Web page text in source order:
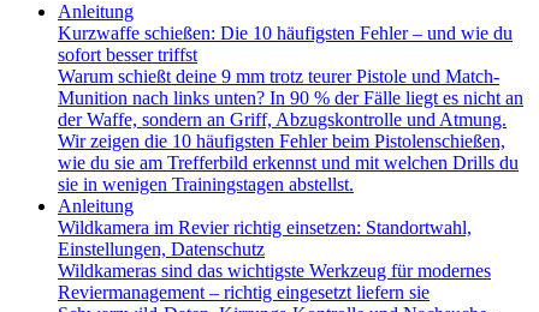
Anleitung
Kurzwaffe schießen: Die 10 häufigsten Fehler – und wie du
sofort besser triffst
Warum schießt deine 9 mm trotz teurer Pistole und Match-
Munition nach links unten? In 90 % der Fälle liegt es nicht an
der Waffe, sondern an Griff, Abzugskontrolle und Atmung.
Wir zeigen die 10 häufigsten Fehler beim Pistolenschießen,
wie du sie am Trefferbild erkennst und mit welchen Drills du
sie in wenigen Trainingstagen abstellst.
Anleitung
Wildkamera im Revier richtig einsetzen: Standortwahl,
Einstellungen, Datenschutz
Wildkameras sind das wichtigste Werkzeug für modernes
Reviermanagement – richtig eingesetzt liefern sie